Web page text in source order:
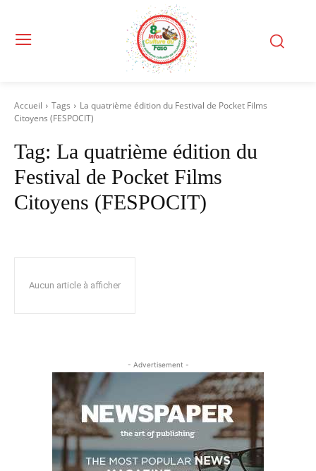
Accueil Tags
La quatrième édition du Festival de Pocket Films
Citoyens (FESPOCIT)
Tag: La quatrième édition du
Festival de Pocket Films
Citoyens (FESPOCIT)
Aucun article à afficher
- Advertisement -